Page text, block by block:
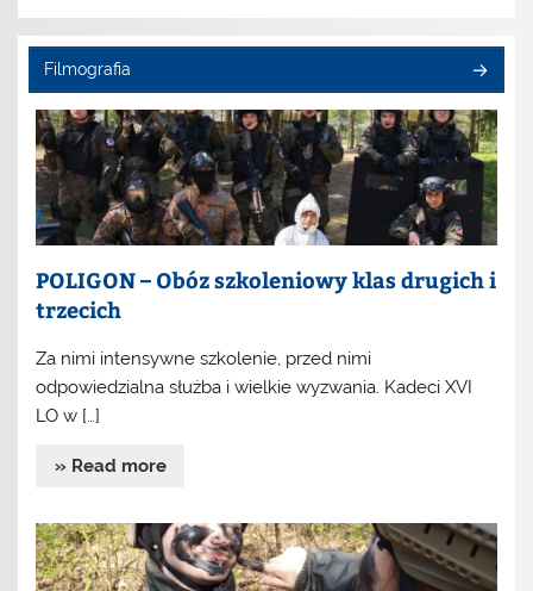
Filmografia
POLIGON – Obóz szkoleniowy klas drugich i
trzecich
Za nimi intensywne szkolenie, przed nimi
odpowiedzialna służba i wielkie wyzwania. Kadeci XVI
LO w […]
» Read more